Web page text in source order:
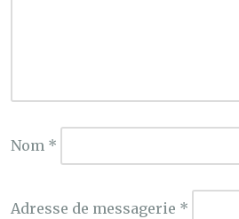
Nom *
Adresse de messagerie *